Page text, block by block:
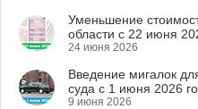
Уменьшение
области с 22 июня
24 июня 2026
Введение мигалок
суда с 1 июня 2026
9 июня 2026